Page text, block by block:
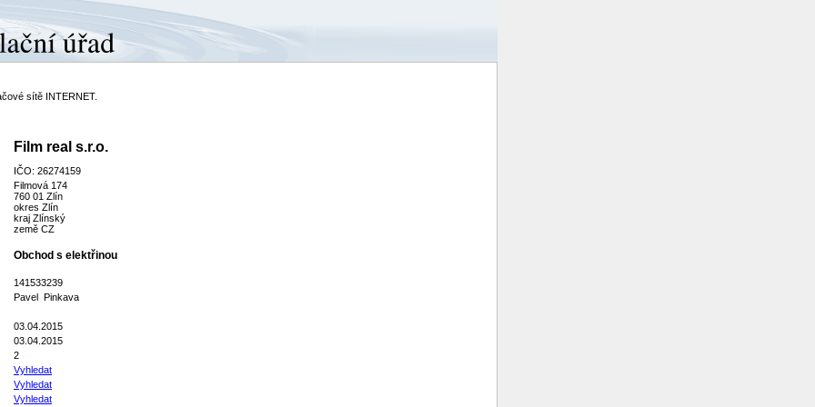
sítě INTERNET.
Film real s.r.o.
IČO: 26274159
Filmová 174
760 01 Zlín
okres Zlín
kraj Zlínský
země CZ
Obchod s elektřinou
141533239
Pavel Pinkava
03.04.2015
03.04.2015
2
Vyhledat
Vyhledat
Vyhledat